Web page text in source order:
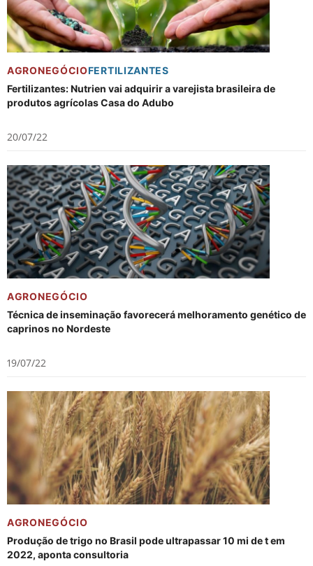
AGRONEGÓCIOFERTILIZANTES
Fertilizantes: Nutrien vai adquirir a varejista brasileira de
produtos agrícolas Casa do Adubo
20/07/22
AGRONEGÓCIO
Técnica de inseminação favorecerá melhoramento genético de
caprinos no Nordeste
19/07/22
AGRONEGÓCIO
Produção de trigo no Brasil pode ultrapassar 10 mi de t em
2022, aponta consultoria